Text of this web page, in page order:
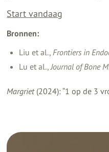
Start vandaag
Bronnen:
Liu et al., Frontiers in
Lu et al., Journal of Bone
Margriet(2024): “1 op de 3